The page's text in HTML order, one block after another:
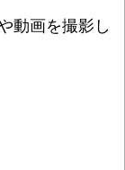
動画を撮影し